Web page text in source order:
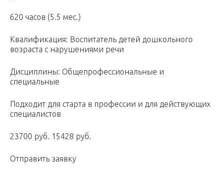
620 часов (5.5 мес.)
Квалификация: Воспитатель детей дошкольного
возраста с нарушениями речи
Дисциплины: Общепрофессиональные и
специальные
Подходит для старта в профессии и для действующих
специалистов
23700 руб. 15428 руб.
Отправить заявку